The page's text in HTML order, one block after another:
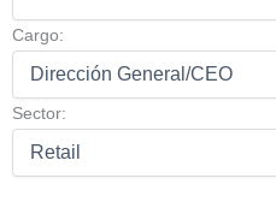
Cargo:
Sector: